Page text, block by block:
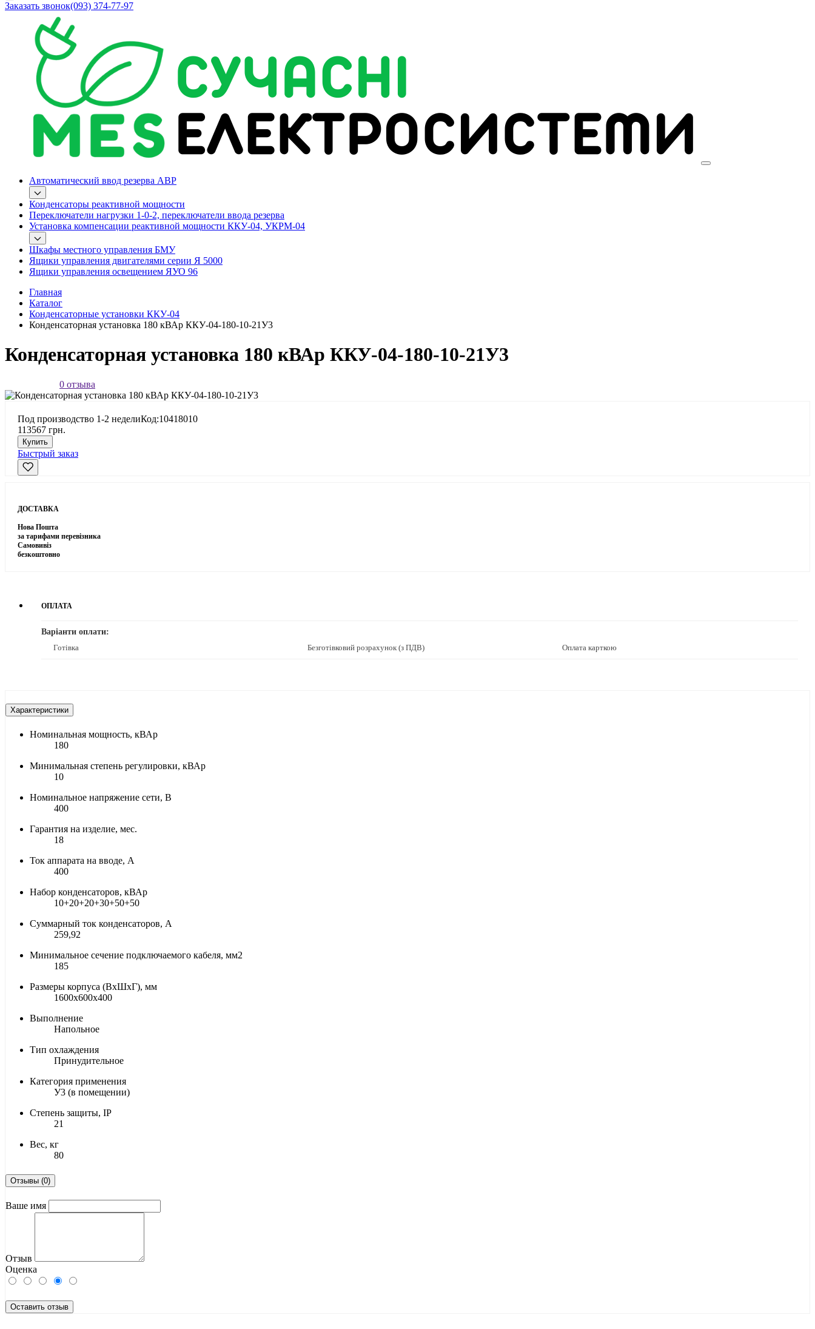
Заказать звонок(093) 374-77-97
Автоматический ввод резерва АВР
Конденсаторы реактивной мощности
Переключатели нагрузки 1-0-2, переключатели ввода резерва
Установка компенсации реактивной мощности ККУ-04, УКРМ-04
Шкафы местного управления БМУ
Ящики управления двигателями серии Я 5000
Ящики управления освещением ЯУО 96
Главная
Каталог
Конденсаторные установки ККУ-04
Конденсаторная установка 180 кВАр ККУ-04-180-10-21У3
Конденсаторная установка 180 кВАр ККУ-04-180-10-21У3
0 отзыва
Под производство 1-2 неделиКод:10418010
113567 грн.
Купить
Быстрый заказ
ДОСТАВКА
Нова Пошта
за тарифами перевізника
Самовивіз
безкоштовно
ОПЛАТА
Варіанти оплати:
Готівка
Безготівковий розрахунок (з ПДВ) Оплата карткою
Характеристики
Номинальная мощность, кВАр
180
Минимальная степень регулировки, кВАр
10
Номинальное напряжение сети, В
400
Гарантия на изделие, мес.
18
Ток аппарата на вводе, А
400
Набор конденсаторов, кВАр
10+20+20+30+50+50
Суммарный ток конденсаторов, А
259,92
Минимальное сечение подключаемого кабеля, мм2
185
Размеры корпуса (ВхШхГ), мм
1600х600х400
Выполнение
Напольное
Тип охлаждения
Принудительное
Категория применения
У3 (в помещении)
Степень защиты, IP
21
Вес, кг
80
Отзывы (0)
Ваше имя
Отзыв
Оценка
Оставить отзыв